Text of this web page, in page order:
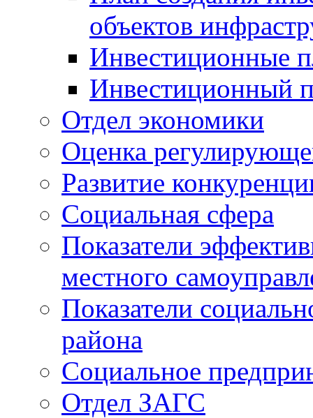
объектов
Инвестиционные
Инвестиционный
Отдел экономики
Оценка
Развитие
Социальная сфера
Показатели
местного
Показатели
района
Социальное
Отдел ЗАГС